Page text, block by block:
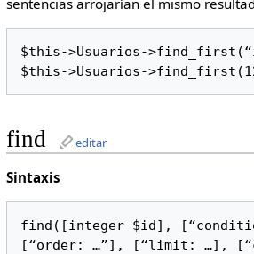
sentencias arrojarían el mismo
$this->Usuarios-
$this->Usuarios-
find editar
Sintaxis
find([integer $id],
[“order: …”], [“limit: …],